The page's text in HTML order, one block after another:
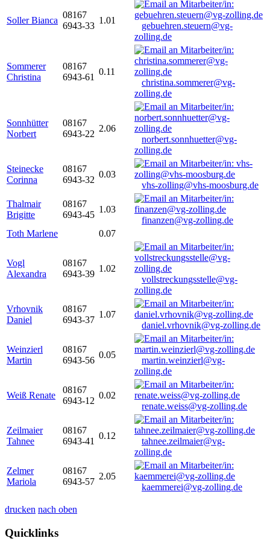
Soller Bianca
08167
6943-33
1.01
gebuehren.steuern@vg-
zolling.de
Sommerer
Christina
08167
6943-61
0.11
christina.sommerer@vg-
zolling.de
Sonnhütter
Norbert
08167
6943-22
2.06
norbert.sonnhuetter@vg-
zolling.de
Steinecke
Corinna
08167
6943-32
0.03
vhs-zolling@vhs-moosburg.de
Thalmair
Brigitte
08167
6943-45
1.03
finanzen@vg-zolling.de
Toth Marlene
0.07
Vogl
Alexandra
08167
6943-39
1.02
vollstreckungsstelle@vg-
zolling.de
Vrhovnik
Daniel
08167
6943-37
1.07
daniel.vrhovnik@vg-zolling.de
Weinzierl
Martin
08167
6943-56
0.05
martin.weinzierl@vg-
zolling.de
Weiß Renate
08167
6943-12
0.02
renate.weiss@vg-zolling.de
Zeilmaier
Tahnee
08167
6943-41
0.12
tahnee.zeilmaier@vg-
zolling.de
Zelmer
Mariola
08167
6943-57
2.05
kaemmerei@vg-zolling.de
drucken nach oben
Quicklinks